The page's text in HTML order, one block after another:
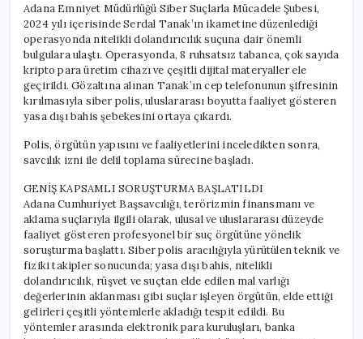
Bilgiler
Ortaya
Çıktı
için
Adana Emniyet Müdürlüğü Siber Suçlarla Mücadele Şubesi,
2024 yılı içerisinde Serdal Tanak’ın ikametine düzenlediği
operasyonda nitelikli dolandırıcılık suçuna dair önemli
bulgulara ulaştı. Operasyonda, 8 ruhsatsız tabanca, çok sayıda
kripto para üretim cihazı ve çeşitli dijital materyaller ele
geçirildi. Gözaltına alınan Tanak’ın cep telefonunun şifresinin
kırılmasıyla siber polis, uluslararası boyutta faaliyet gösteren
yasa dışı bahis şebekesini ortaya çıkardı.
Polis, örgütün yapısını ve faaliyetlerini inceledikten sonra,
savcılık izni ile delil toplama sürecine başladı.
GENİŞ KAPSAMLI SORUŞTURMA BAŞLATILDI
Adana Cumhuriyet Başsavcılığı, terörizmin finansmanı ve
aklama suçlarıyla ilgili olarak, ulusal ve uluslararası düzeyde
faaliyet gösteren profesyonel bir suç örgütüne yönelik
soruşturma başlattı. Siber polis aracılığıyla yürütülen teknik ve
fiziki takipler sonucunda; yasa dışı bahis, nitelikli
dolandırıcılık, rüşvet ve suçtan elde edilen mal varlığı
değerlerinin aklanması gibi suçlar işleyen örgütün, elde ettiği
gelirleri çeşitli yöntemlerle akladığı tespit edildi. Bu
yöntemler arasında elektronik para kuruluşları, banka